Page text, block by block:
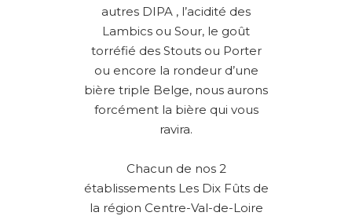
autres DIPA , l’acidité des
Lambics ou Sour, le goût
torréfié des Stouts ou Porter
ou encore la rondeur d’une
bière triple Belge, nous aurons
forcément la bière qui vous
ravira.
Chacun de nos 2
établissements Les Dix Fûts de
la région Centre-Val-de-Loire